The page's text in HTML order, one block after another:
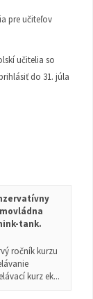
pre učiteľov
učitelia so
do 31. júla
tank.
ročník kurzu
kurz ek...